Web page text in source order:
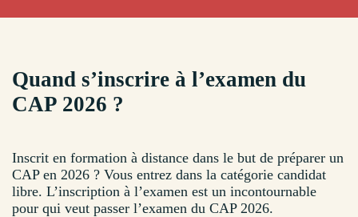
Quand s’inscrire à l’examen du
CAP 2026 ?
Inscrit en formation à distance dans le but de préparer un
CAP en 2026 ? Vous entrez dans la catégorie candidat
libre. L’inscription à l’examen est un incontournable
pour qui veut passer l’examen du CAP 2026.